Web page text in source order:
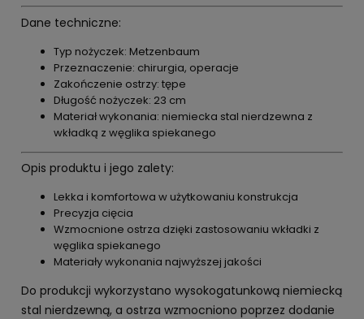
Dane techniczne:
Typ nożyczek: Metzenbaum
Przeznaczenie: chirurgia, operacje
Zakończenie ostrzy: tępe
Długość nożyczek: 23 cm
Materiał wykonania: niemiecka stal nierdzewna z
wkładką z węglika spiekanego
Opis produktu i jego zalety:
Lekka i komfortowa w użytkowaniu konstrukcja
Precyzja cięcia
Wzmocnione ostrza dzięki zastosowaniu wkładki z
węglika spiekanego
Materiały wykonania najwyższej jakości
Do produkcji wykorzystano wysokogatunkową niemiecką
stal nierdzewną, a ostrza wzmocniono poprzez dodanie